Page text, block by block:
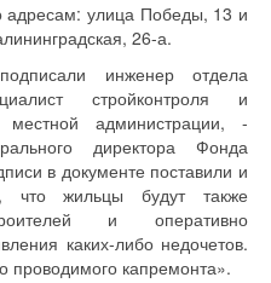
адресам: улица Победы, 13 и
26-а.
инженер отдела
стройконтроля и
администрации, -
директора Фонда
в документе поставили и
что жильцы будут также
и оперативно
каких-либо недочетов.
проводимого капремонта».